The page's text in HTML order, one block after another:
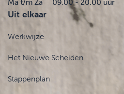
Uit elkaar
Werkwijze
Het Nieuwe Scheiden
Stappenplan